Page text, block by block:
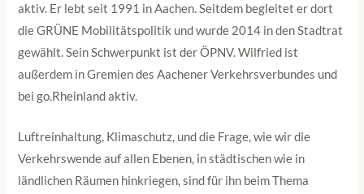
aktiv. Er lebt seit 1991 in Aachen. Seitdem begleitet er dort
die GRÜNE Mobilitätspolitik und wurde 2014 in den Stadtrat
gewählt. Sein Schwerpunkt ist der ÖPNV. Wilfried ist
außerdem in Gremien des Aachener Verkehrsverbundes und
bei go.Rheinland aktiv.
Luftreinhaltung, Klimaschutz, und die Frage, wie wir die
Verkehrswende auf allen Ebenen, in städtischen wie in
ländlichen Räumen hinkriegen, sind für ihn beim Thema